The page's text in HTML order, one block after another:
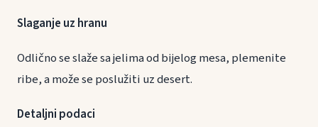
Slaganje uz hranu
Odlično se slaže sa jelima od bijelog mesa, plemenite
ribe, a može se poslužiti uz desert.
Detaljni podaci